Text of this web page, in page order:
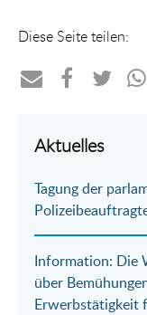
Diese Seite teilen:
per
Mail
auf
Aktuelles
Tagung der
Information: Die
über
Erwerbstätigkeit